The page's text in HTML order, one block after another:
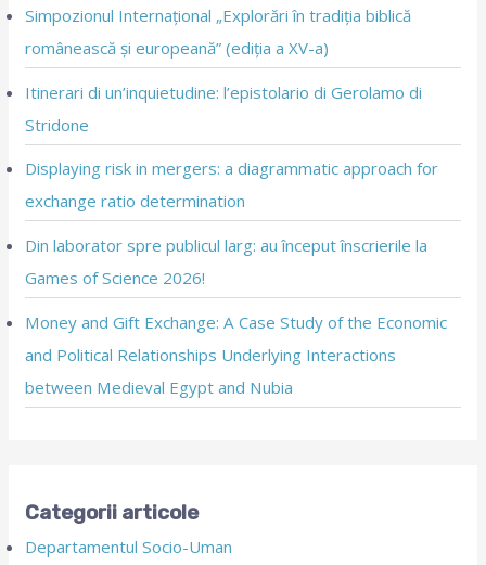
Simpozionul Internațional „Explorări în tradiția biblică
românească și europeană” (ediția a XV-a)
Itinerari di un’inquietudine: l’epistolario di Gerolamo di
Stridone
Displaying risk in mergers: a diagrammatic approach for
exchange ratio determination
Din laborator spre publicul larg: au început înscrierile la
Games of Science 2026!
Money and Gift Exchange: A Case Study of the Economic
and Political Relationships Underlying Interactions
between Medieval Egypt and Nubia
Categorii articole
Departamentul Socio-Uman